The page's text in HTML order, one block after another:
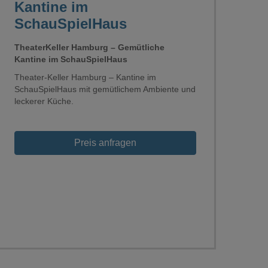
Kantine im
SchauSpielHaus
TheaterKeller Hamburg – Gemütliche
Kantine im SchauSpielHaus
Theater-Keller Hamburg – Kantine im
SchauSpielHaus mit gemütlichem Ambiente und
leckerer Küche.
Preis anfragen